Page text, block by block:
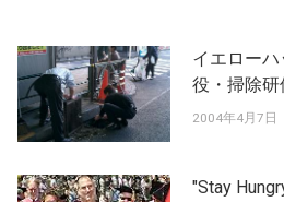
イエロー
役・掃除研
2004年4月7日
"Stay